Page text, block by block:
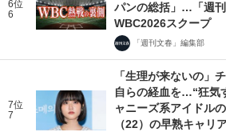
6位
6
パンの総括」…「週
WBC2026スクープ
「週刊文春」編集部
7位
7
「生理が来ないの」
自らの経血を…“狂気
ャニーズ系アイドル
（22）の早熟キャリ